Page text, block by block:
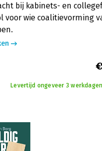
bij kabinets- en
voor wie coalitievorming
Levertijd ongeveer 3